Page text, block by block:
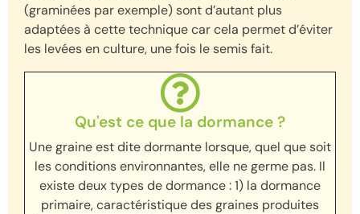
(graminées par exemple) sont d’autant plus
adaptées à cette technique car cela permet d’éviter
les levées en culture, une fois le semis fait.
Qu'est ce que la dormance ?
Une graine est dite dormante lorsque, quel que soit
les conditions environnantes, elle ne germe pas. Il
existe deux types de dormance : 1) la dormance
primaire, caractéristique des graines produites